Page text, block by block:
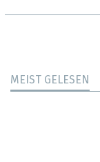
MEIST GELESEN